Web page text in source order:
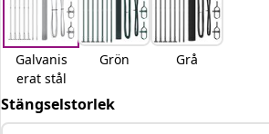
Galvanis
erat stål
Grön Grå
Stängselstorlek